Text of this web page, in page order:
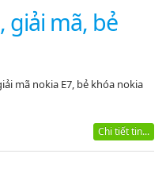
giải mã, bẻ
mã nokia E7, bẻ khóa nokia
Chi tiết tin...